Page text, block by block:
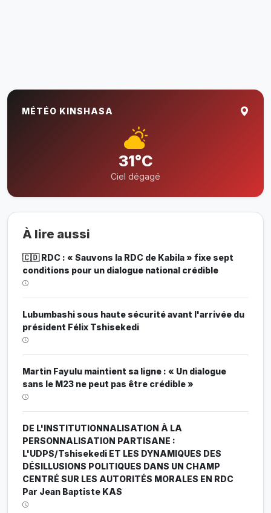
MÉTÉO KINSHASA
31°C
Ciel dégagé
À lire aussi
🇨🇩 RDC : « Sauvons la RDC de Kabila » fixe sept
conditions pour un dialogue national crédible
Lubumbashi sous haute sécurité avant l'arrivée du
président Félix Tshisekedi
Martin Fayulu maintient sa ligne : « Un dialogue
sans le M23 ne peut pas être crédible »
DE L'INSTITUTIONNALISATION À LA
PERSONNALISATION PARTISANE :
L'UDPS/Tshisekedi ET LES DYNAMIQUES DES
DÉSILLUSIONS POLITIQUES DANS UN CHAMP
CENTRÉ SUR LES AUTORITÉS MORALES EN RDC
Par Jean Baptiste KAS